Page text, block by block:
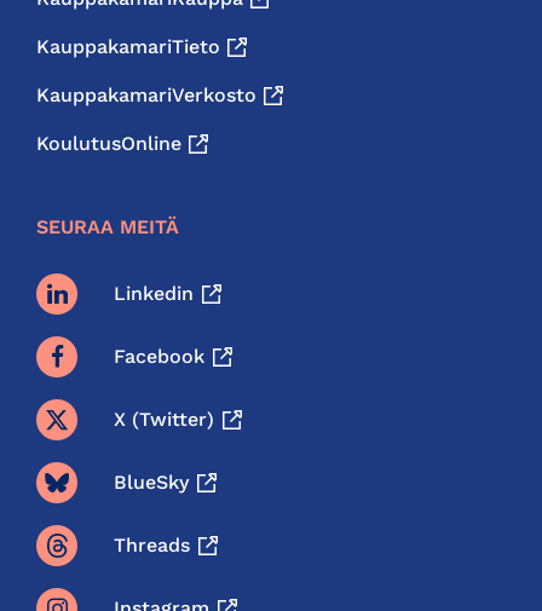
KauppakamariTieto
KauppakamariVerkosto
KoulutusOnline
SEURAA MEITÄ
Linkedin
Facebook
X (twitter)
BlueSky
Threads